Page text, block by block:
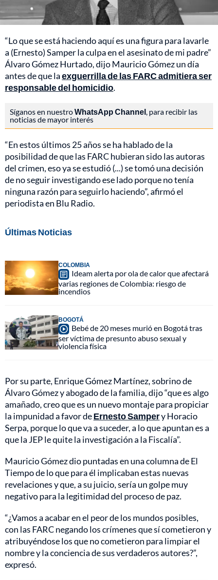
“Lo que se está haciendo aquí es una figura para lavarle
a (Ernesto) Samper la culpa en el asesinato de mi padre”
Álvaro Gómez Hurtado, dijo Mauricio Gómez un día
antes de que laexguerrilla de las FARC admitiera ser
responsable del homicidio.
Síganos en nuestroWhatsApp Channel , para recibir las
noticias de mayor interés
“En estos últimos 25 años se ha hablado de la
posibilidad de que las FARC hubieran sido las autoras
del crimen, eso ya se estudió (...) se tomó una decisión
de no seguir investigando ese lado porque no tenía
ninguna razón para seguirlo haciendo”, afirmó el
periodista en Blu Radio.
Últimas Noticias
COLOMBIA
Ideam alerta por ola de calor que afectará
varias regiones de Colombia: riesgo de
incendios
BOGOTÁ
Bebé de 20 meses murió en Bogotá tras
ser víctima de presunto abuso sexual y
violencia física
Por su parte, Enrique Gómez Martínez, sobrino de
Álvaro Gómez y abogado de la familia, dijo “que es algo
amañado, creo que es un nuevo montaje para propiciar
la impunidad a favor deErnesto Sampery Horacio
Serpa, porque lo que va a suceder, a lo que apuntan es a
que la JEP le quite la investigación a la Fiscalía”.
Mauricio Gómez dio puntadas en una columna de El
Tiempo de lo que para él implicaban estas nuevas
revelaciones y que, a su juicio, sería un golpe muy
negativo para la legitimidad del proceso de paz.
“¿Vamos a acabar en el peor de los mundos posibles,
con las FARC negando los crímenes que sí cometieron y
atribuyéndose los que no cometieron para limpiar el
nombre y la conciencia de sus verdaderos autores?”,
expresó.